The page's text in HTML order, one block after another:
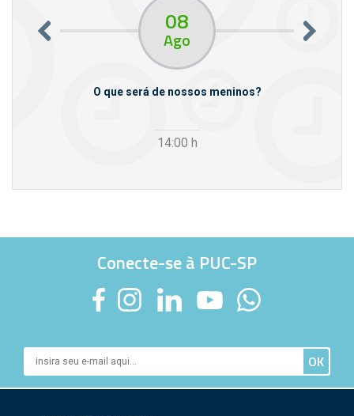
08
Ago
O que será de nossos meninos?
14:00 h
Conecte-se à PUC-SP